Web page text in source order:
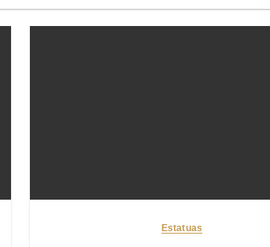
Estatuas